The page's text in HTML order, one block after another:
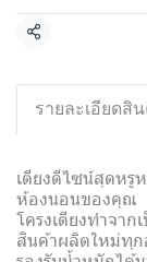
แชร์
รายละเอียดสิ
เตียงดีไซน์สุดหรู
ห้องนอนของคุณ
โครงเตียงทำจาก
สินค้าผลิตใหม่ทุก